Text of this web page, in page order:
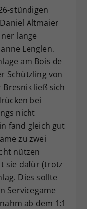
stündigen
Altmaier
lange
Lenglen,
am Bois de
Schützling von
ließ sich
bei
nicht
fand gleich gut
zu zwei
nützen
sie dafür (trotz
Dies sollte
Servicegame
ab dem 1:1